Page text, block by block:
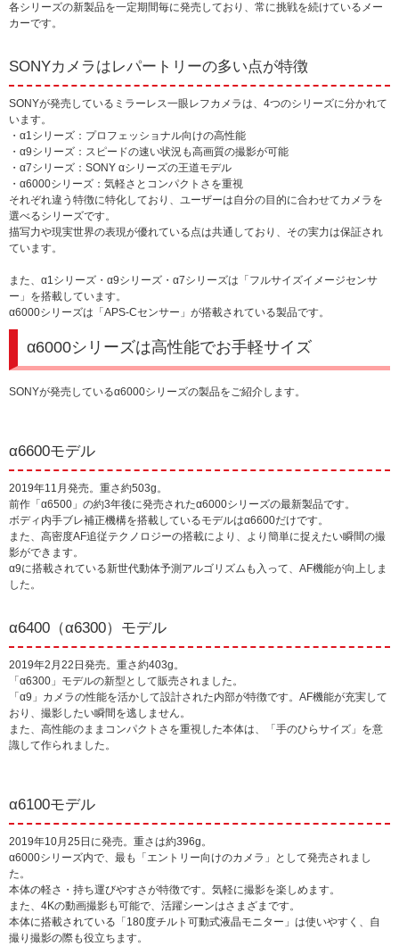
各シリーズの新製品を一定期間毎に発売しており、常に挑戦を続けているメー
カーです。
SONYカメラはレパートリーの多い点が特徴
SONYが発売しているミラーレス一眼レフカメラは、4つのシリーズに分かれて
います。
・α1シリーズ：プロフェッショナル向けの高性能
・α9シリーズ：スピードの速い状況も高画質の撮影が可能
・α7シリーズ：SONY αシリーズの王道モデル
・α6000シリーズ：気軽さとコンパクトさを重視
それぞれ違う特徴に特化しており、ユーザーは自分の目的に合わせてカメラを
選べるシリーズです。
描写力や現実世界の表現が優れている点は共通しており、その実力は保証され
ています。
また、α1シリーズ・α9シリーズ・α7シリーズは「フルサイズイメージセンサ
ー」を搭載しています。
α6000シリーズは「APS-Cセンサー」が搭載されている製品です。
α6000シリーズは高性能でお手軽サイズ
SONYが発売しているα6000シリーズの製品をご紹介します。
α6600モデル
2019年11月発売。重さ約503g。
前作「α6500」の約3年後に発売されたα6000シリーズの最新製品です。
ボディ内手ブレ補正機構を搭載しているモデルはα6600だけです。
また、高密度AF追従テクノロジーの搭載により、より簡単に捉えたい瞬間の撮
影ができます。
α9に搭載されている新世代動体予測アルゴリズムも入って、AF機能が向上しま
した。
α6400（α6300）モデル
2019年2月22日発売。重さ約403g。
「α6300」モデルの新型として販売されました。
「α9」カメラの性能を活かして設計された内部が特徴です。AF機能が充実して
おり、撮影したい瞬間を逃しません。
また、高性能のままコンパクトさを重視した本体は、「手のひらサイズ」を意
識して作られました。
α6100モデル
2019年10月25日に発売。重さは約396g。
α6000シリーズ内で、最も「エントリー向けのカメラ」として発売されまし
た。
本体の軽さ・持ち運びやすさが特徴です。気軽に撮影を楽しめます。
また、4Kの動画撮影も可能で、活躍シーンはさまざまです。
本体に搭載されている「180度チルト可動式液晶モニター」は使いやすく、自
撮り撮影の際も役立ちます。